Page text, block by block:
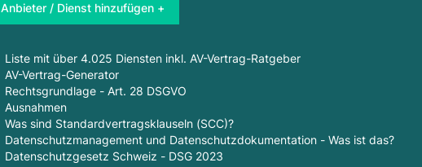
Anbieter / Dienst hinzufügen +
Liste mit über 4.025 Diensten inkl. AV-Vertrag-Ratgeber
AV-Vertrag-Generator
Rechtsgrundlage - Art. 28 DSGVO
Ausnahmen
Was sind Standardvertragsklauseln (SCC)?
Datenschutzmanagement und Datenschutzdokumentation - Was ist das?
Datenschutzgesetz Schweiz - DSG 2023